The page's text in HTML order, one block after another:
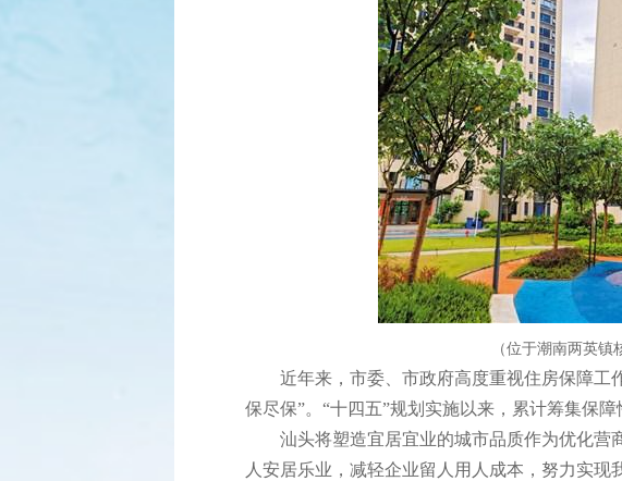
（位于潮南两英
近年来，市委、市政府高度重视住房保障工
保尽保”。“十四五”规划实施以来，累计筹集保障
汕头将塑造宜居宜业的城市品质作为优化营
人安居乐业，减轻企业留人用人成本，努力实现